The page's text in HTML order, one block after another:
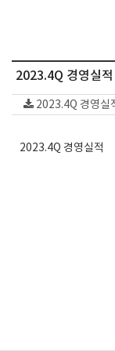
2023.4Q 경영실적
2023.4Q 경영
2023.4Q 경영실적